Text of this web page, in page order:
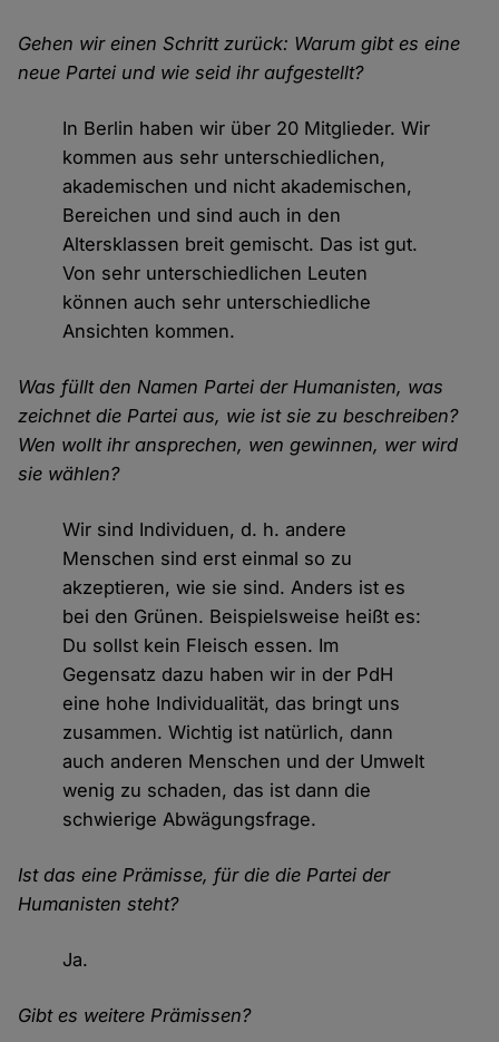
Gehen wir einen Schritt zurück: Warum gibt es eine
neue Partei und wie seid ihr aufgestellt?
In Berlin haben wir über 20 Mitglieder. Wir
kommen aus sehr unterschiedlichen,
akademischen und nicht akademischen,
Bereichen und sind auch in den
Altersklassen breit gemischt. Das ist gut.
Von sehr unterschiedlichen Leuten
können auch sehr unterschiedliche
Ansichten kommen.
Was füllt den Namen Partei der Humanisten, was
zeichnet die Partei aus, wie ist sie zu beschreiben?
Wen wollt ihr ansprechen, wen gewinnen, wer wird
sie wählen?
Wir sind Individuen, d. h. andere
Menschen sind erst einmal so zu
akzeptieren, wie sie sind. Anders ist es
bei den Grünen. Beispielsweise heißt es:
Du sollst kein Fleisch essen. Im
Gegensatz dazu haben wir in der PdH
eine hohe Individualität, das bringt uns
zusammen. Wichtig ist natürlich, dann
auch anderen Menschen und der Umwelt
wenig zu schaden, das ist dann die
schwierige Abwägungsfrage.
Ist das eine Prämisse, für die die Partei der
Humanisten steht?
Ja.
Gibt es weitere Prämissen?